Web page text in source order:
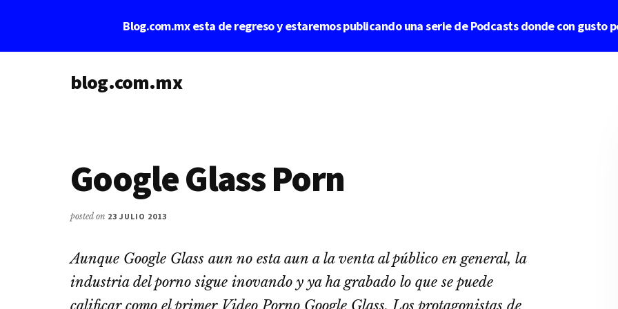
Blog.com.mx esta de regreso y estaremos publicando una serie de Podcasts donde con gusto
Additionalblog.com.mx
Google Glass Porn
posted on 23 JULIO 2013
Aunque Google Glass aun no esta aun a la venta al público en general, la
industria del porno sigue inovando y ya ha grabado lo que se puede
calificar como el primer Video Porno Google Glass. Los protagonistas de